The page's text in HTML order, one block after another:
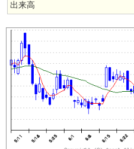
出来高